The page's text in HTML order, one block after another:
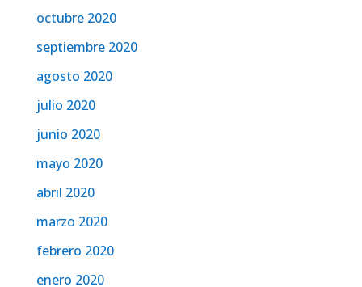
octubre 2020
septiembre 2020
agosto 2020
julio 2020
junio 2020
mayo 2020
abril 2020
marzo 2020
febrero 2020
enero 2020